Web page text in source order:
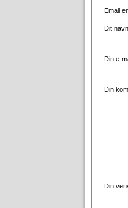
Email
Dit navn
Din e-
Din
Din